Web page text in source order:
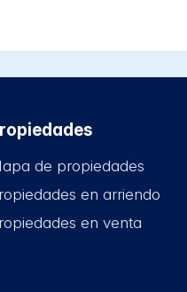
de propiedades
en arriendo
en venta